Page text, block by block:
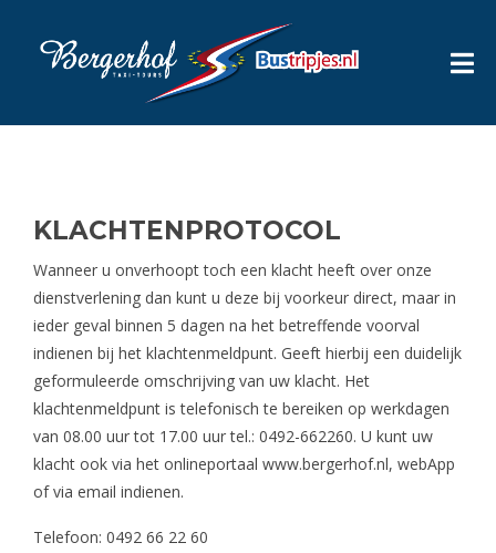
KLACHTENPROTOCOL
Wanneer u onverhoopt toch een klacht heeft over onze
dienstverlening dan kunt u deze bij voorkeur direct, maar in
ieder geval binnen 5 dagen na het betreffende voorval
indienen bij het klachtenmeldpunt. Geeft hierbij een duidelijk
geformuleerde omschrijving van uw klacht. Het
klachtenmeldpunt is telefonisch te bereiken op werkdagen
van 08.00 uur tot 17.00 uur tel.: 0492-662260. U kunt uw
klacht ook via het onlineportaal www.bergerhof.nl, webApp
of via email indienen.
Telefoon: 0492 66 22 60